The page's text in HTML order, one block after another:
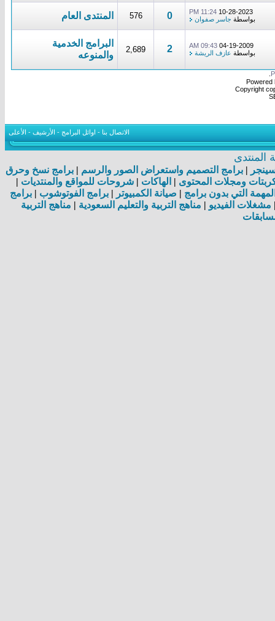
10-28-2023
11:24 PM
بواسطة جاسر صفوان 0
576 المنتدى العام
04-19-2009
09:43 AM
بواسطة عازف الريشة 2
2,689
البرامج الخدمية
والمنوعه
Powered
Copyright
الاتصال بنا - اوائل البرامج - الأرشيف - الأعلى
المنتدى
|برامج التصميم واستعراض الصور والرسم |برامج نسخ وحرق
ومجلات المحتوى | الهاكات |شروحات للمواقع والمنتديات |
التي بدون برامج | صيانة الكمبيوتر |برامج الفوتوشوب |برامج
مشغلات الفيديو | مناهج التربية والتعليم السعودية | مناهج التربية